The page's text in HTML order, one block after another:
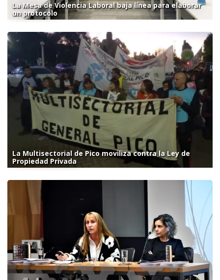
La Mesa de Violencia Laboral baja línea para elaborar
un protocolo
La Multisectorial de Pico moviliza contra la Ley de
Propiedad Privada